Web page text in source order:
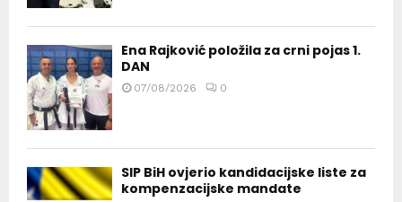
Ena Rajković položila za crni pojas 1.
DAN
07/08/2026 0
SIP BiH ovjerio kandidacijske liste za
kompenzacijske mandate